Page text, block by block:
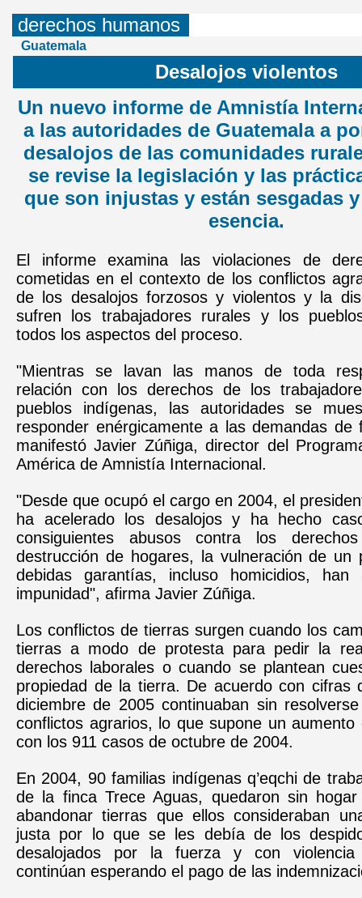
derechos humanos
Guatemala
Desalojos violentos
Un nuevo informe de Amnistía
a las autoridades de Guatemala a
desalojos de las comunidades
se revise la legislación y las
que son injustas y están sesgadas
esencia.
El informe examina las violaciones de
cometidas en el contexto de los conflictos
de los desalojos forzosos y violentos y la
sufren los trabajadores rurales y los
todos los aspectos del proceso.
"Mientras se lavan las manos de toda
relación con los derechos de los
pueblos indígenas, las autoridades se
responder enérgicamente a las demandas de
manifestó Javier Zúñiga, director del
América de Amnistía Internacional.
"Desde que ocupó el cargo en 2004, el
ha acelerado los desalojos y ha hecho
consiguientes abusos contra los
destrucción de hogares, la vulneración de un
debidas garantías, incluso homicidios, han
impunidad", afirma Javier Zúñiga.
Los conflictos de tierras surgen cuando los
tierras a modo de protesta para pedir la
derechos laborales o cuando se plantean
propiedad de la tierra. De acuerdo con cifras
diciembre de 2005 continuaban sin
conflictos agrarios, lo que supone un aumento
con los 911 casos de octubre de 2004.
En 2004, 90 familias indígenas q’eqchi de
de la finca Trece Aguas, quedaron sin
abandonar tierras que ellos consideraban
justa por lo que se les debía de los
desalojados por la fuerza y con violencia
continúan esperando el pago de las